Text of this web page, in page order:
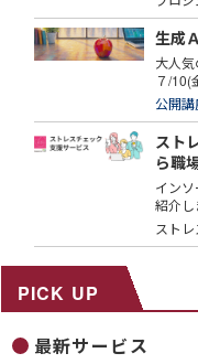
生成
大人
７/10(
公開講
スト
ら職
イン
紹介し
スト
PICK UP
最新サービス